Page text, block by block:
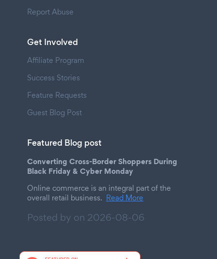
Report Abuse
Get Involved
Affiliate Program
Success Stories
Feature Requests
Guest Blog Post
Featured Blog post
Converting Cross-Border Shoppers During
Black Friday & Cyber Monday
Online commerce is an integral part of the
overall retail business. Read More
Posted by on 2026-08-06